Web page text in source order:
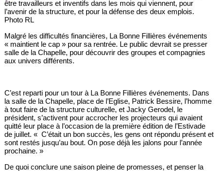
Malgré les difficultés financières, La Bonne Fillières événements
« maintient le cap » pour sa rentrée. Le public devrait se presser
salle de la Chapelle, pour découvrir des groupes et compagnies
aux univers différents.
C’est reparti pour un tour à La Bonne Fillières événements. Dans
la salle de la Chapelle, place de l’Eglise, Patrick Bessire, l’homme
à tout faire de la structure culturelle, et Jacky Gerodel, le
président, s’activent pour accrocher les projecteurs qui avaient
quitté leur place à l’occasion de la première édition de l’Estivade
de juillet. « C’était un bon succès, les gens ont répondu présent et
sont restés jusqu’au bout. On pose déjà les jalons pour l’année
prochaine. »
De quoi conclure une saison pleine de promesses, et penser la